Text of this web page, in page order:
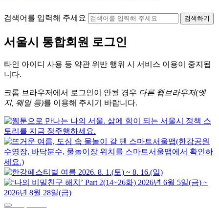
검색어를 입력해 주세요 검색하기
서울시 통합회원 로그인
타인 아이디 사용 등 약관 위반 행위 시 서비스 이용이 중지됩
니다.
크롬 브라우저에서 로그인이 안될 경우 다른 웹브라우저(엣
지, 웨일 등)를 이용해 주시기 바랍니다.